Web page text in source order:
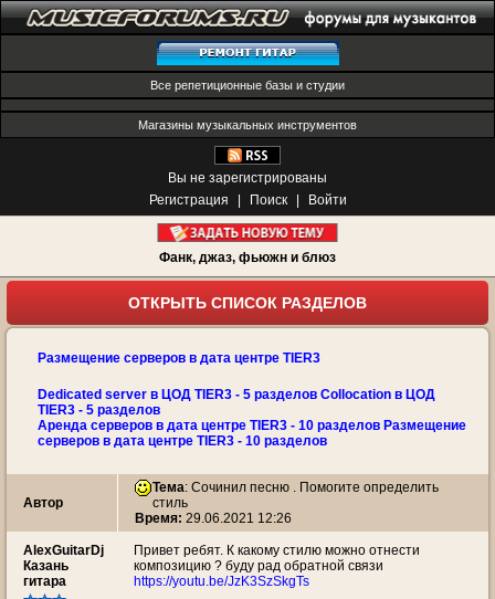
Все репетиционные базы и студии
Магазины музыкальных инструментов
Вы не зарегистрированы
Регистрация
Поиск Войти
Фанк, джаз, фьюжн и блюз
ОТКРЫТЬ СПИСОК РАЗДЕЛОВ
Размещение серверов в дата центре TIER3
Dedicated server в ЦОД TIER3 - 5 разделов Collocation в ЦОД
TIER3 - 5 разделов
Аренда серверов в дата центре TIER3 - 10 разделов Размещение
серверов в дата центре TIER3 - 10 разделов
Автор
Тема: Сочинил песню . Помогите определить
стиль
Время: 29.06.2021 12:26
AlexGuitarDj
Казань
гитара
Привет ребят. К какому стилю можно отнести
композицию ? буду рад обратной связи
https://youtu.be/JzK3SzSkgTs